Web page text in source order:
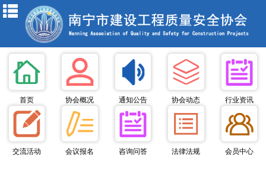
首页 协会概况 通知公告 协会动态 行业资讯
交流活动 会议报名 咨询问答 法律法规 会员中心